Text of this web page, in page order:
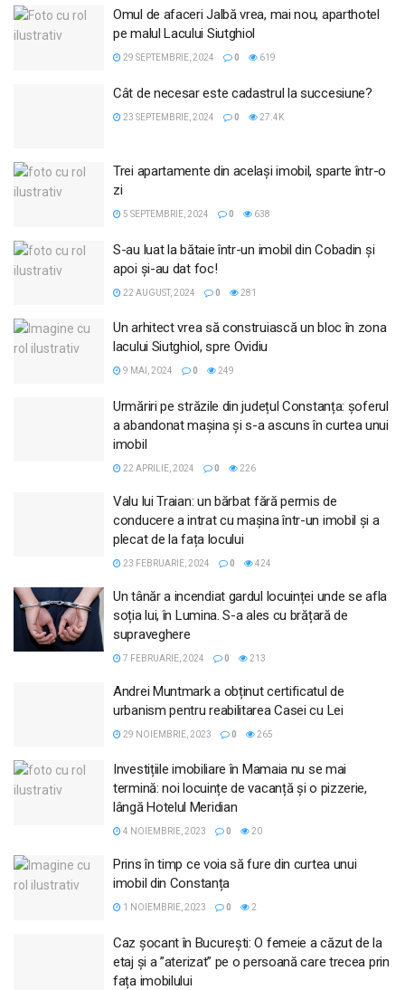
Omul de afaceri Jalbă vrea, mai nou, aparthotel
pe malul Lacului Siutghiol
29 SEPTEMBRIE, 2024 0 619
Cât de necesar este cadastrul la succesiune?
23 SEPTEMBRIE, 2024 0 27.4K
Trei apartamente din același imobil, sparte într-o
zi
5 SEPTEMBRIE, 2024 0 638
S-au luat la bătaie într-un imobil din Cobadin și
apoi și-au dat foc!
22 AUGUST, 2024 0 281
Un arhitect vrea să construiască un bloc în zona
lacului Siutghiol, spre Ovidiu
9 MAI, 2024 0 249
Urmăriri pe străzile din județul Constanța: șoferul
a abandonat mașina și s-a ascuns în curtea unui
imobil
22 APRILIE, 2024 0 226
Valu lui Traian: un bărbat fără permis de
conducere a intrat cu mașina într-un imobil și a
plecat de la fața locului
23 FEBRUARIE, 2024 0 424
Un tânăr a incendiat gardul locuinței unde se afla
soția lui, în Lumina. S-a ales cu brățară de
supraveghere
7 FEBRUARIE, 2024 0 213
Andrei Muntmark a obținut certificatul de
urbanism pentru reabilitarea Casei cu Lei
29 NOIEMBRIE, 2023 0 265
Investițiile imobiliare în Mamaia nu se mai
termină: noi locuințe de vacanță și o pizzerie,
lângă Hotelul Meridian
4 NOIEMBRIE, 2023 0 20
Prins în timp ce voia să fure din curtea unui
imobil din Constanța
1 NOIEMBRIE, 2023 0 2
Caz șocant în București: O femeie a căzut de la
etaj și a ”aterizat” pe o persoană care trecea prin
fața imobilului